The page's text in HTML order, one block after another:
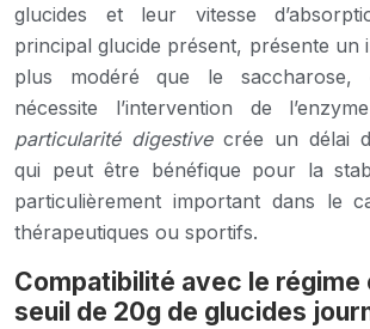
glucides et leur vitesse
principal glucide présent, présente un
plus modéré que le saccharose,
nécessite l’intervention de
particularité digestive crée un délai
qui peut être bénéfique pour la
particulièrement important dans le
thérapeutiques ou sportifs.
Compatibilité avec le régime
seuil de 20g de glucides